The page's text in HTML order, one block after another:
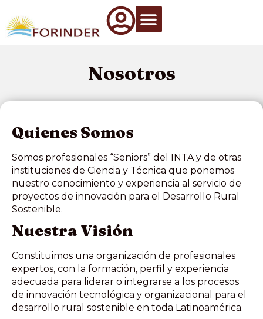
Nosotros
Quienes Somos
Somos profesionales “Seniors” del INTA y de otras
instituciones de Ciencia y Técnica que ponemos
nuestro conocimiento y experiencia al servicio de
proyectos de innovación para el Desarrollo Rural
Sostenible.
Nuestra Visión
Constituimos una organización de profesionales
expertos, con la formación, perfil y experiencia
adecuada para liderar o integrarse a los procesos
de innovación tecnológica y organizacional para el
desarrollo rural sostenible en toda Latinoamérica.